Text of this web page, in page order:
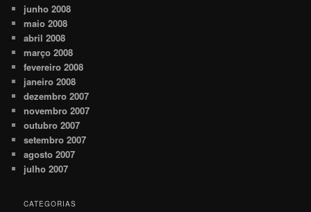
junho 2008
maio 2008
abril 2008
março 2008
fevereiro 2008
janeiro 2008
dezembro 2007
novembro 2007
outubro 2007
setembro 2007
agosto 2007
julho 2007
CATEGORIAS